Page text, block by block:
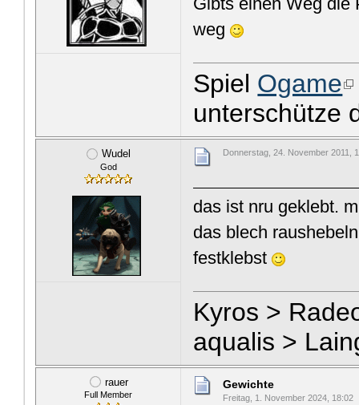
weg
Spiel Ogame
unterschütze
Wudel
God
Donnerstag, 24. November 2011,
das ist nru geklebt.
das blech
festklebst
Kyros >
aqualis >
rauer
Full Member
Gewichte
Freitag, 1. November 2024, 18:02